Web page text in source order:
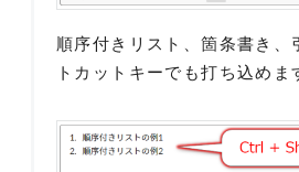
順序付きリスト、箇条書き、
トカットキーでも打ち込めま